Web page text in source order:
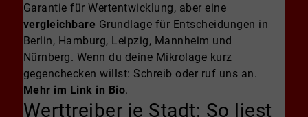
Garantie für Wertentwicklung, aber eine
vergleichbare Grundlage für Entscheidungen in
Berlin, Hamburg, Leipzig, Mannheim und
Nürnberg. Wenn du deine Mikrolage kurz
gegenchecken willst: Schreib oder ruf uns an.
Mehr im Link in Bio.
Werttreiber je Stadt: So liest